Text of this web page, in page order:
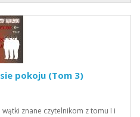
pokoju (Tom 3)
znane czytelnikom z tomu I i